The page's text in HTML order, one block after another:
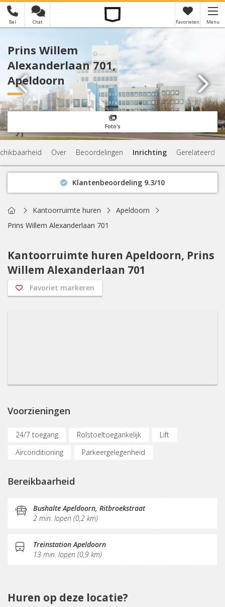
Bel Chat Favorieten Menu
Je hebt nog geen favorieten
Prins Willem
Alexanderlaan 701,
Apeldoorn
Foto's
Over Beoordelingen Inrichting Gerelateerd
Klantenbeoordeling 9.3/10
Actuele beschikbaarheid
HomeKantoorruimte huren
Apeldoorn
Prins Willem Alexanderlaan 701
Kantoorruimte huren Apeldoorn, Prins
Willem Alexanderlaan 701
Favoriet markeren
Voorzieningen
24/7 toegang Rolstoeltoegankelijk
Lift
Airconditioning
Parkeergelegenheid
Internetmogelijkheden
Koffie/thee
Pantry Receptie
Bereikbaarheid
Bushalte Apeldoorn, Ritbroekstraat
2 min. lopen (0,2 km)
Treinstation Apeldoorn
13 min. lopen (0,9 km)
Huren op deze locatie?